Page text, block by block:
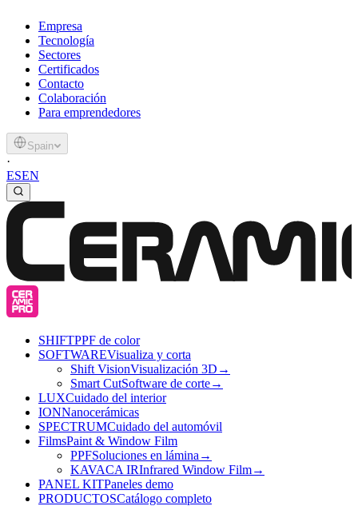
Empresa
Tecnología
Sectores
Certificados
Contacto
Colaboración
Para emprendedores
Spain
·
ESEN
SHIFTPPF de color
SOFTWAREVisualiza y corta
Shift VisionVisualización 3D →
Smart CutSoftware de corte→
LUXCuidado del interior
IONNanocerámicas
SPECTRUMCuidado del automóvil
FilmsPaint & Window Film
PPFSoluciones en lámina →
KAVACA IRInfrared Window Film→
PANEL KITPaneles demo
PRODUCTOSCatálogo completo